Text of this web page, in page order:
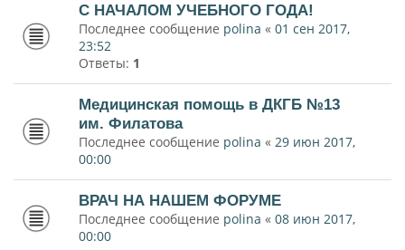
С НАЧАЛОМ УЧЕБНОГО ГОДА!
Последнее сообщение polina « 01 сен 2017,
23:52
Ответы: 1
Медицинская помощь в ДКГБ №13
им. Филатова
Последнее сообщение polina « 29 июн 2017,
00:00
ВРАЧ НА НАШЕМ ФОРУМЕ
Последнее сообщение polina « 08 июн 2017,
00:00